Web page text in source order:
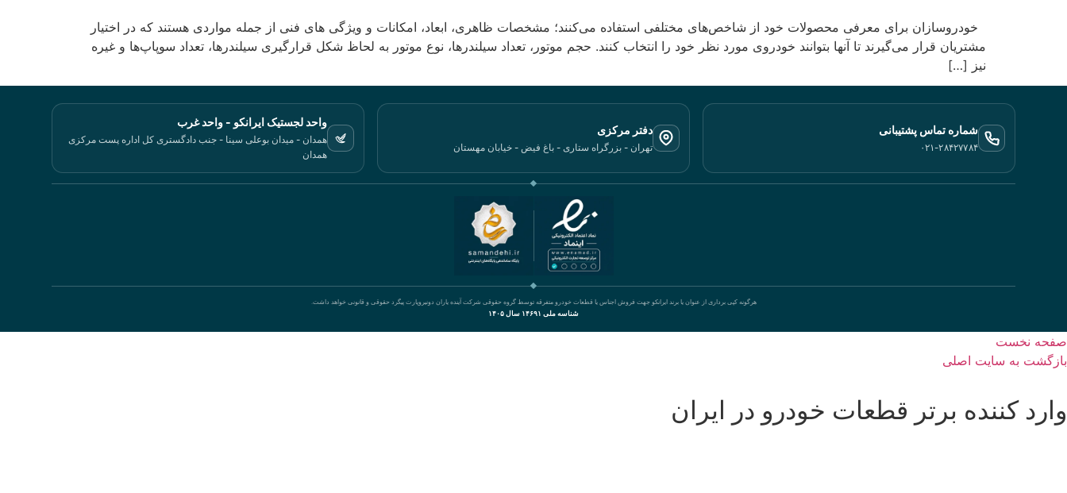
‌خودروسازان برای معرفی محصولات خود از شاخص‌های مختلفی استفاده می‌کنند؛ مشخصات ظاهری، ابعاد، امکانات و ویژگی های فنی از جمله مواردی هستند که در اختیار
مشتریان قرار می‌گیرند تا آنها بتوانند خودروی مورد نظر خود را انتخاب کنند. حجم موتور، تعداد سیلندرها، نوع موتور به لحاظ شکل قرارگیری سیلندرها، تعداد سوپاپ‌ها و غیره
نیز […]
شماره تماس پشتیبانی
۰۲۱-۲۸۴۲۷۷۸۴
دفتر مرکزی
تهران - بزرگراه ستاری - باغ فیض - خیابان مهستان
واحد لجستیک ایرانکو - واحد غرب
همدان - میدان بوعلی سینا - جنب دادگستری کل اداره پست مرکزی
همدان
هرگونه کپی برداری از عنوان یا برند ایرانکو جهت فروش اجناس یا قطعات خودرو متفرقه توسط گروه حقوقی شرکت آینده یاران دونیروپارت پیگرد حقوقی و قانونی خواهد داشت.
شناسه ملی ۱۴۶۹۱ سال ۱۴۰۵
صفحه نخست
بازگشت به سایت اصلی
وارد کننده برتر قطعات خودرو در ایران